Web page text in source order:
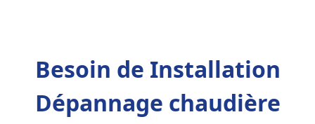
Besoin de Installation
Dépannage chaudière